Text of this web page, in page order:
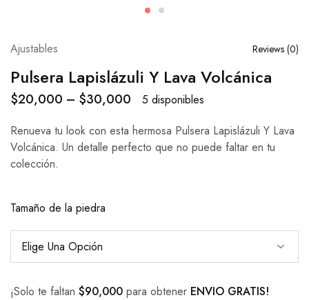
Ajustables Reviews (0)
Pulsera Lapislázuli Y Lava Volcánica
$20,000 – $30,000
5 disponibles
Renueva tu look con esta hermosa Pulsera Lapislázuli Y Lava
Volcánica. Un detalle perfecto que no puede faltar en tu
colección.
Tamaño de la piedra
¡Solo te faltan $90,000 para obtener ENVIO GRATIS!